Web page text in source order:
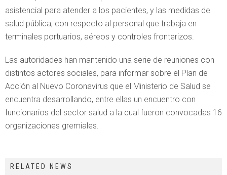
asistencial para atender a los pacientes, y las medidas de
salud pública, con respecto al personal que trabaja en
terminales portuarios, aéreos y controles fronterizos.
Las autoridades han mantenido una serie de reuniones con
distintos actores sociales, para informar sobre el Plan de
Acción al Nuevo Coronavirus que el Ministerio de Salud se
encuentra desarrollando, entre ellas un encuentro con
funcionarios del sector salud a la cual fueron convocadas 16
organizaciones gremiales.
RELATED NEWS